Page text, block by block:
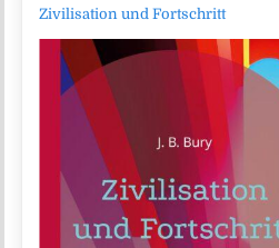
Zivilisation und Fortschritt